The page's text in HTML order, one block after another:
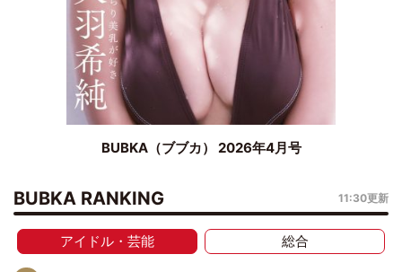
BUBKA（ブブカ） 2026年4月号
BUBKA RANKING 11:30更新
アイドル・芸能 総合